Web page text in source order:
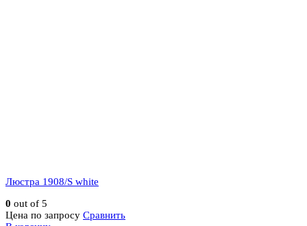
Люстра 1908/S white
0 out of 5
Цена по запросу Сравнить